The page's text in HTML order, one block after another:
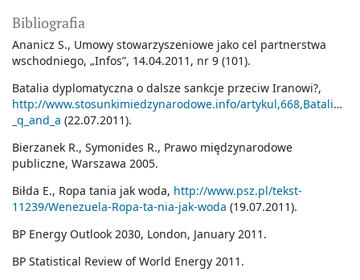
Bibliografia
Ananicz S., Umowy stowarzyszeniowe jako cel partnerstwa
wschodniego, „Infos”, 14.04.2011, nr 9 (101).
Batalia dyplomatyczna o dalsze sankcje przeciw Iranowi?,
http://www.stosunkimiedzynarodowe.info/
_q_and_a (22.07.2011).
Bierzanek R., Symonides R., Prawo międzynarodowe
publiczne, Warszawa 2005.
Biłda E., Ropa tania jak woda, http://www.psz.pl/tekst-
11239/Wenezuela-Ropa-ta-nia-jak-woda (19.07.2011).
BP Energy Outlook 2030, London, January 2011.
BP Statistical Review of World Energy 2011.